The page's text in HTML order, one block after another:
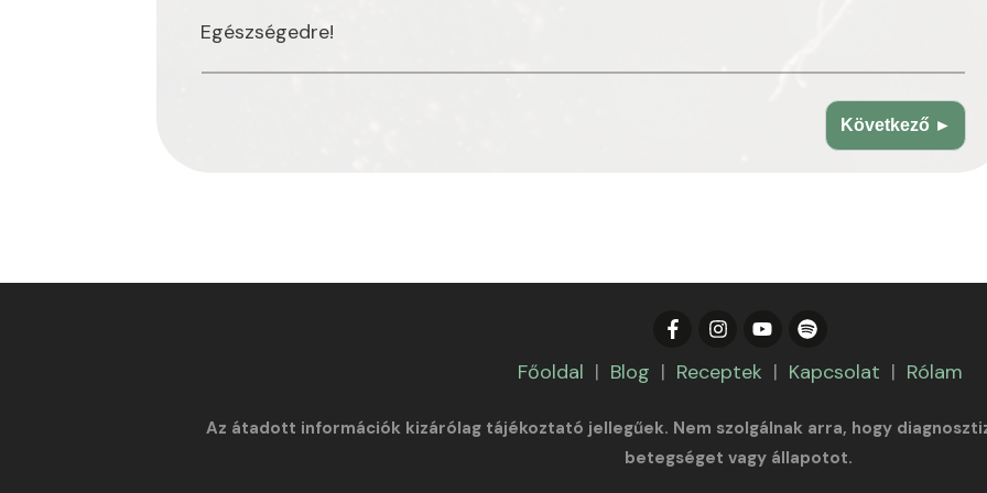
Egészségedre!
Következő ►
Főoldal | Blog | Receptek | Kapcsolat | Rólam
Az átadott információk kizárólag tájékoztató jellegűek. Nem szolgálnak arra, hogy
betegséget vagy állapotot.